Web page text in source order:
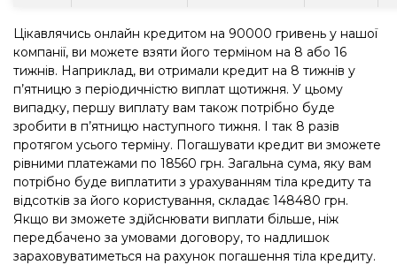
Цікавлячись онлайн кредитом на 90000 гривень у нашої
компанії, ви можете взяти його терміном на 8 або 16
тижнів. Наприклад, ви отримали кредит на 8 тижнів у
п’ятницю з періодичністю виплат щотижня. У цьому
випадку, першу виплату вам також потрібно буде
зробити в п’ятницю наступного тижня. І так 8 разів
протягом усього терміну. Погашувати кредит ви зможете
рівними платежами по 18560 грн. Загальна сума, яку вам
потрібно буде виплатити з урахуванням тіла кредиту та
відсотків за його користування, складає 148480 грн.
Якщо ви зможете здійснювати виплати більше, ніж
передбачено за умовами договору, то надлишок
зараховуватиметься на рахунок погашення тіла кредиту.